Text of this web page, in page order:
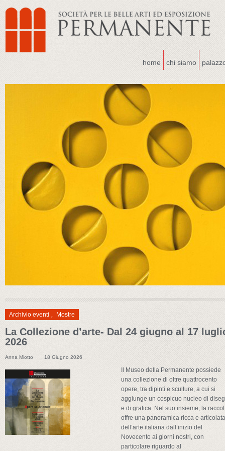
home chi siamo
Archivio eventi , Mostre
La Collezione d’arte- Dal 24 giugno al 17
2026
Anna Miotto 18 Giugno 2026
Il Museo della Permanente possiede
una collezione di oltre quattrocento
opere, tra dipinti e sculture, a cui si
aggiunge un cospicuo nucleo di
e di grafica. Nel suo insieme, la
offre una panoramica ricca e
dell’arte italiana dall’inizio del
Novecento ai giorni nostri, con
particolare riguardo al